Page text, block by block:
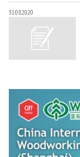
31.08.2020